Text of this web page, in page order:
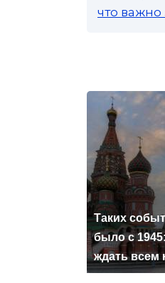
что важно
Таких
было с
ждать всем